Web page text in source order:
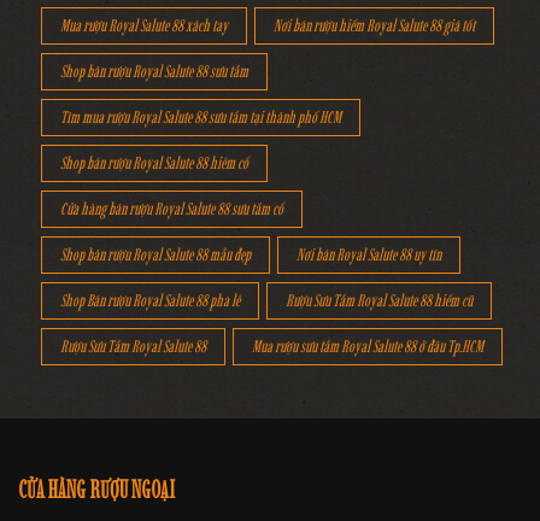
Mua rượu Royal Salute 88 xách tay Nơi bán rượu hiếm Royal Salute 88 giá tốt
Shop bán rượu Royal Salute 88 sưu tầm
Tìm mua rượu Royal Salute 88 sưu tầm tại thành phố HCM
Shop bán rượu Royal Salute 88 hiêm cổ
Cửa hàng bán rượu Royal Salute 88 sưu tầm cổ
Shop bán rượu Royal Salute 88 mẫu đẹp Nơi bán Royal Salute 88 uy tín
Shop Bán rượu Royal Salute 88 pha lê Rượu Sưu Tầm Royal Salute 88 hiếm cũ
Rượu Sưu Tầm Royal Salute 88 Mua rượu sưu tầm Royal Salute 88 ở đâu Tp.HCM
CỬA HÀNG RƯỢU NGOẠI